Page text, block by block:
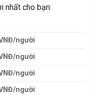
nhất cho bạn:
người
người
người
người